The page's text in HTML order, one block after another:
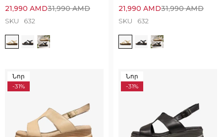
31,990AMD
21,990 AMD
SKU 632
31,990AMD
21,990 AMD
SKU 632
Նոր
-31%
Նոր
-31%